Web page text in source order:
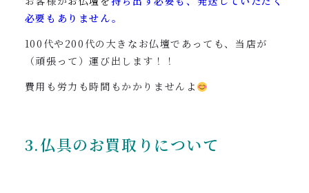
必要もありません。
100代や200代の大きなお仏壇であっても、当店が
（頑張って）運び出します！！
費用も労力も時間もかかりませんよ
3.仏具のお買取りについて